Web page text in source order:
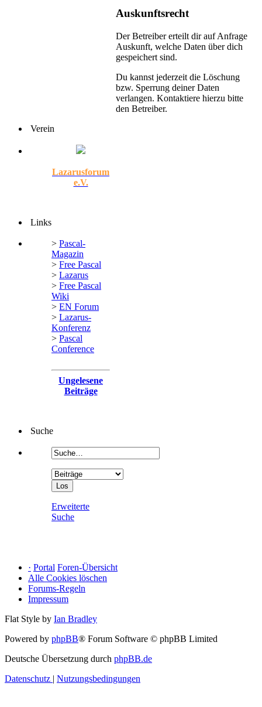
Auskunftsrecht
Der Betreiber erteilt dir auf Anfrage
Auskunft, welche Daten über dich
gespeichert sind.
Du kannst jederzeit die Löschung
bzw. Sperrung deiner Daten
verlangen. Kontaktiere hierzu bitte
den Betreiber.
Verein
Lazarusforum
e.V.
Links
> Pascal-
Magazin
> Free Pascal
> Lazarus
> Free Pascal
Wiki
> EN Forum
> Lazarus-
Konferenz
> Pascal
Conference
Ungelesene
Beiträge
Suche
Erweiterte
Suche
· Portal Foren-Übersicht
Alle Cookies löschen
Forums-Regeln
Impressum
Flat Style by Ian Bradley
Powered by phpBB® Forum Software © phpBB Limited
Deutsche Übersetzung durch phpBB.de
Datenschutz | Nutzungsbedingungen